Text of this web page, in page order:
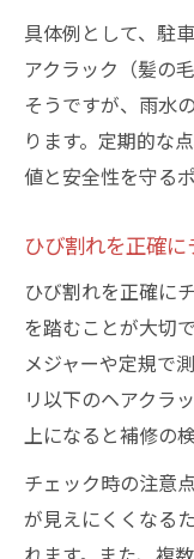
具体例として、駐
アクラック（髪の
そうですが、雨水
ります。定期的な
値と安全性を守る
ひび割れを正確
ひび割れを正確に
を踏むことが大切
メジャーや定規で
リ以下のヘアクラ
上になると補修の
チェック時の注意
が見えにくくなる